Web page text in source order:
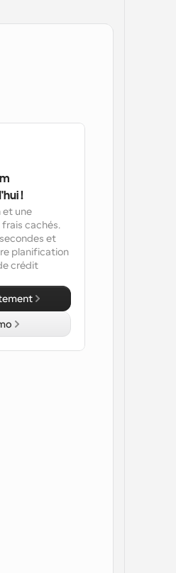
!
et une
cachés.
et
planification
crédit